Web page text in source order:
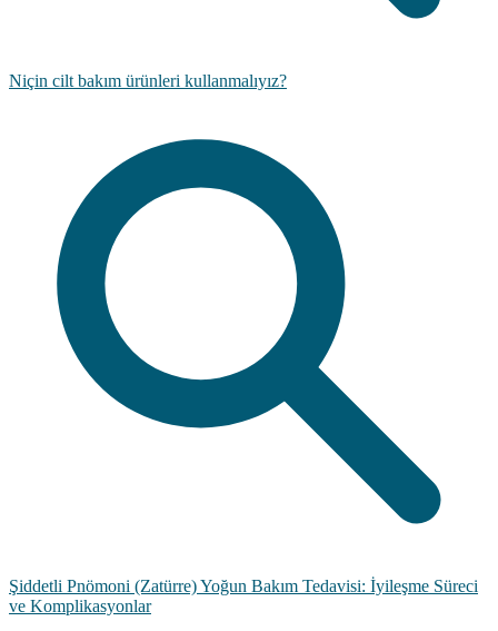
Niçin cilt bakım ürünleri kullanmalıyız?
Şiddetli Pnömoni (Zatürre) Yoğun Bakım Tedavisi: İyileşme Süreci
ve Komplikasyonlar